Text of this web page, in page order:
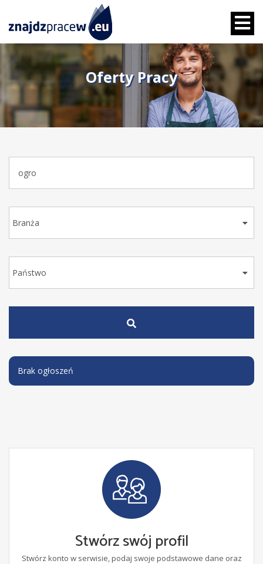
Oferty Pracy
Brak ogłoszeń
Stwórz swój profil
Stwórz konto w serwisie, podaj swoje podstawowe dane oraz